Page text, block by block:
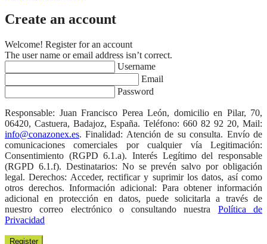
Create an account
Welcome! Register for an account
The user name or email address isn’t correct.
Username
Email
Password
Responsable: Juan Francisco Perea León, domicilio en Pilar, 70,
06420, Castuera, Badajoz, España. Teléfono: 660 82 92 20, Mail:
info@conazonex.es. Finalidad: Atención de su consulta. Envío de
comunicaciones comerciales por cualquier vía Legitimación:
Consentimiento (RGPD 6.1.a). Interés Legítimo del responsable
(RGPD 6.1.f). Destinatarios: No se prevén salvo por obligación
legal. Derechos: Acceder, rectificar y suprimir los datos, así como
otros derechos. Información adicional: Para obtener información
adicional en protección en datos, puede solicitarla a través de
nuestro correo electrónico o consultando nuestra Política de
Privacidad